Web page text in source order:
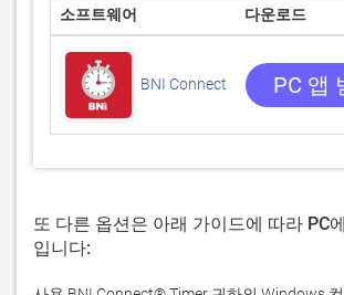
소프트웨어 다운로드
BNI Connect PC 앱
또 다른 옵션은 아래 가이드에 따라 PC
입니다: